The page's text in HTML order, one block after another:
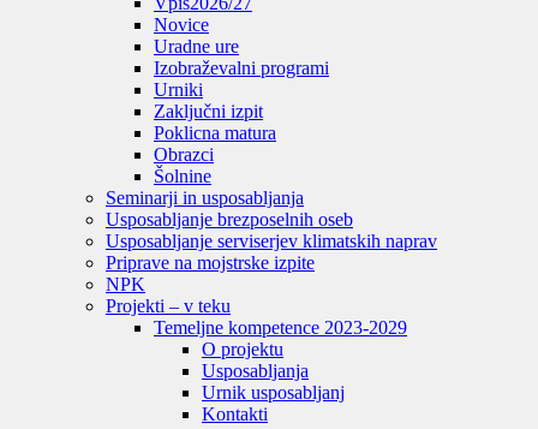
Novice
Uradne ure
Izobraževalni programi
Urniki
Zaključni izpit
Poklicna matura
Obrazci
Šolnine
Seminarji in usposabljanja
Usposabljanje brezposelnih oseb
Usposabljanje serviserjev klimatskih naprav
Priprave na mojstrske izpite
NPK
Projekti – v teku
Temeljne kompetence 2023-2029
O projektu
Usposabljanja
Urnik usposabljanj
Kontakti